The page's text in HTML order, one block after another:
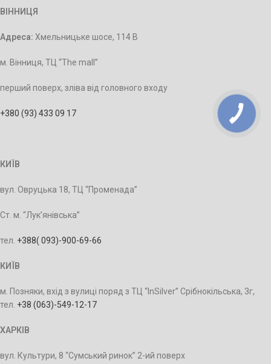
ВІННИЦЯ
Адреса: Хмельницьке шосе, 114 В
м. Вінниця, ТЦ “The mall”
перший поверх, зліва від головного входу
+380 (93) 433 09 17
КИЇВ
вул. Овруцька 18, ТЦ “Променада”
Ст. м. “Лук’янівська”
тел. +388‭( 093)-900-69-66
КИЇВ
м. Позняки, вхід з вулиці поряд з ТЦ “InSilver” Срібнокільська, 3г,
тел. +38 ‭(063)-549-12-17
ХАРКІВ
вул. Культури, 8 “Сумський ринок” 2-ий поверх